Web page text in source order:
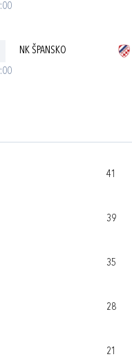
NK ŠPANSKO
41
39
35
28
21